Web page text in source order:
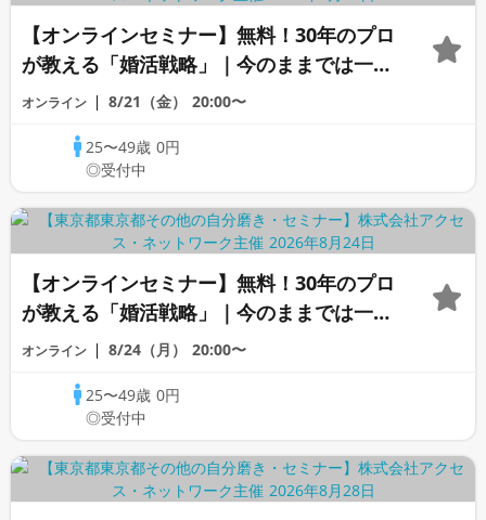
【オンラインセミナー】無料！30年のプロ
が教える「婚活戦略」｜今のままでは一生
変わらないと感じる男性へ
オンライン 8/21（金） 20:00〜
25〜49歳0円
◎受付中
【オンラインセミナー】無料！30年のプロ
が教える「婚活戦略」｜今のままでは一生
変わらないと感じる男性へ
オンライン 8/24（月） 20:00〜
25〜49歳0円
◎受付中